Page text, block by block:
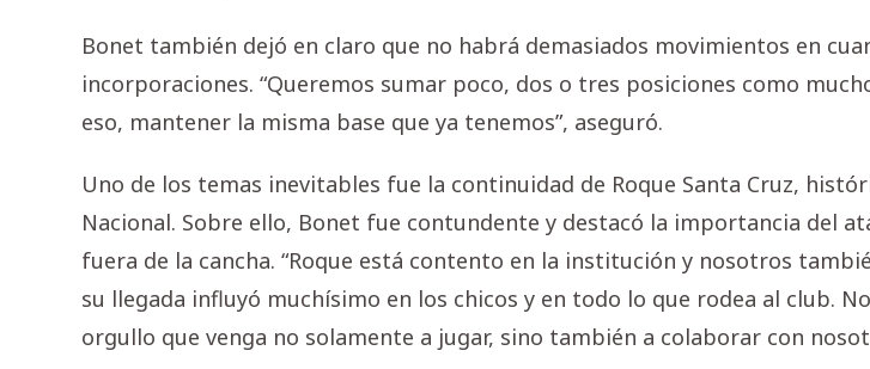
Bonet también dejó en claro que no habrá demasiados movimientos en
incorporaciones. “Queremos sumar poco, dos o tres posiciones como
eso, mantener la misma base que ya tenemos”, aseguró.
Uno de los temas inevitables fue la continuidad de Roque Santa Cruz,
Nacional. Sobre ello, Bonet fue contundente y destacó la importancia del
fuera de la cancha. “Roque está contento en la institución y nosotros
su llegada influyó muchísimo en los chicos y en todo lo que rodea al club.
orgullo que venga no solamente a jugar, sino también a colaborar con